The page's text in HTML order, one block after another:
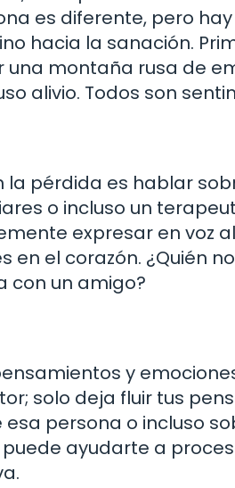
es diferente, pero
hacia la sanación.
montaña rusa de
alivio. Todos son
la pérdida es hablar
o incluso un
expresar en voz
el corazón. ¿Quién
con un amigo?
y
solo deja fluir tus
persona o incluso
ayudarte a